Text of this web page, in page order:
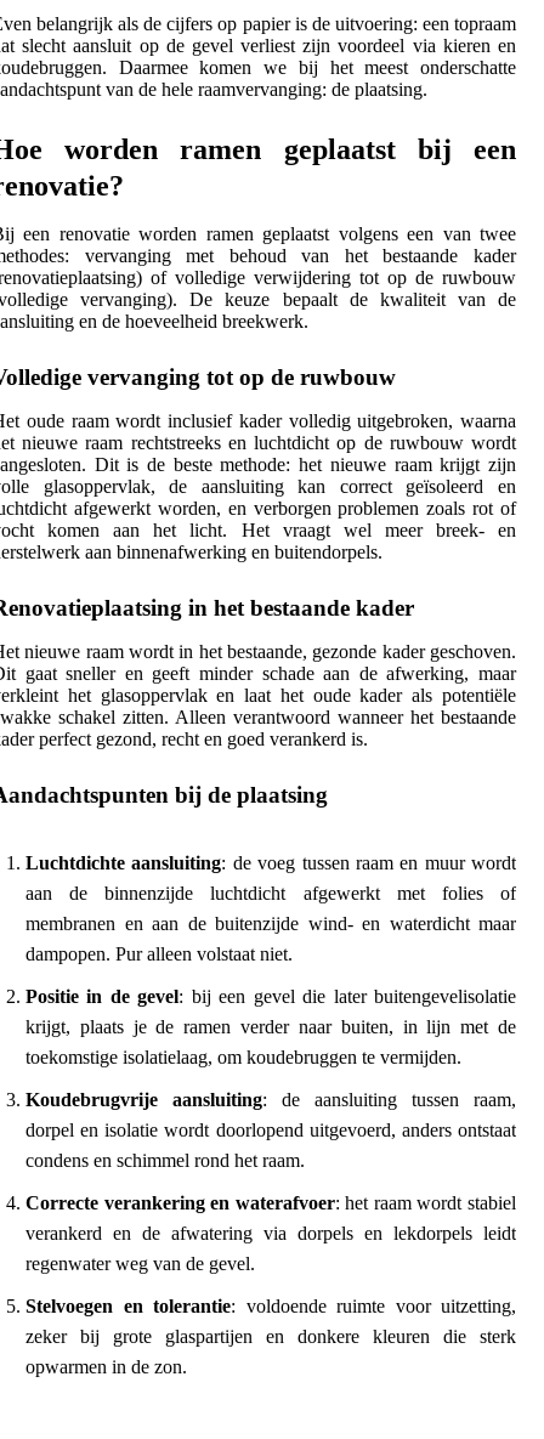
belangrijk als de cijfers op papier is de uitvoering: een topraam
slecht aansluit op de gevel verliest zijn voordeel via kieren en
Daarmee komen we bij het meest onderschatte
van de hele raamvervanging: de plaatsing.
worden ramen geplaatst bij een
een renovatie worden ramen geplaatst volgens een van twee
vervanging met behoud van het bestaande kader
of volledige verwijdering tot op de ruwbouw
vervanging). De keuze bepaalt de kwaliteit van de
en de hoeveelheid breekwerk.
vervanging tot op de ruwbouw
oude raam wordt inclusief kader volledig uitgebroken, waarna
nieuwe raam rechtstreeks en luchtdicht op de ruwbouw wordt
Dit is de beste methode: het nieuwe raam krijgt zijn
glasoppervlak, de aansluiting kan correct geïsoleerd en
afgewerkt worden, en verborgen problemen zoals rot of
komen aan het licht. Het vraagt wel meer breek- en
aan binnenafwerking en buitendorpels.
in het bestaande kader
nieuwe raam wordt in het bestaande, gezonde kader geschoven.
gaat sneller en geeft minder schade aan de afwerking, maar
het glasoppervlak en laat het oude kader als potentiële
schakel zitten. Alleen verantwoord wanneer het bestaande
perfect gezond, recht en goed verankerd is.
bij de plaatsing
Luchtdichte aansluiting: de voeg tussen raam en muur wordt
aan de binnenzijde luchtdicht afgewerkt met folies of
membranen en aan de buitenzijde wind- en waterdicht maar
dampopen. Pur alleen volstaat niet.
Positie in de gevel: bij een gevel die later buitengevelisolatie
krijgt, plaats je de ramen verder naar buiten, in lijn met de
toekomstige isolatielaag, om koudebruggen te vermijden.
Koudebrugvrije aansluiting: de aansluiting tussen raam,
dorpel en isolatie wordt doorlopend uitgevoerd, anders ontstaat
condens en schimmel rond het raam.
Correcte verankering en waterafvoer: het raam wordt stabiel
verankerd en de afwatering via dorpels en lekdorpels leidt
regenwater weg van de gevel.
Stelvoegen en tolerantie: voldoende ruimte voor uitzetting,
zeker bij grote glaspartijen en donkere kleuren die sterk
opwarmen in de zon.